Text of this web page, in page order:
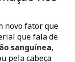
novo fator que
que fala de
sanguínea,
pela cabeça